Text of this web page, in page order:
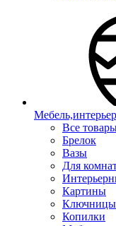
Все
Брелок
Вазы
Для
Картины
Ключницы
Копилки